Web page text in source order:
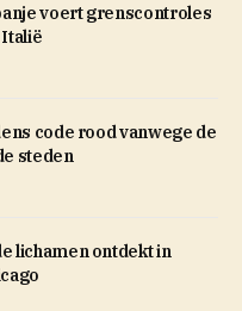
voert grenscontroles
code rood vanwege de
steden
lichamen ontdekt in